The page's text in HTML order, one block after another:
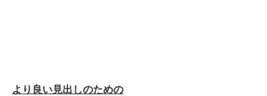
より良い見出しのための